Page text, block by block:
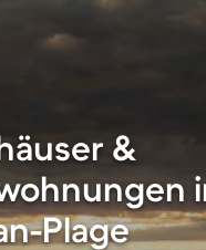
&
Plage